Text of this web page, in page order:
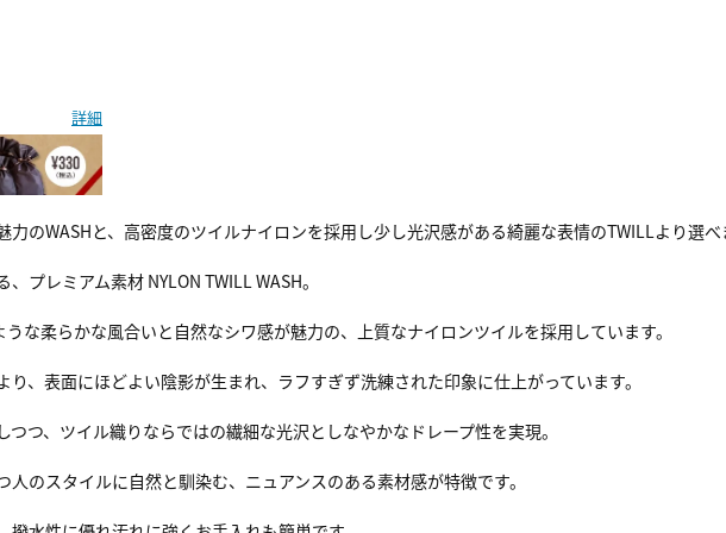
詳細
のWASHと、高密度のツイルナイロンを採用し少し光沢感がある綺麗な表情のTWILLより選べ
プレミアム素材 NYLON TWILL WASH。
な柔らかな風合いと自然なシワ感が魅力の、上質なナイロンツイルを採用しています。
、表面にほどよい陰影が生まれ、ラフすぎず洗練された印象に仕上がっています。
つ、ツイル織りならではの繊細な光沢としなやかなドレープ性を実現。
のスタイルに自然と馴染む、ニュアンスのある素材感が特徴です。